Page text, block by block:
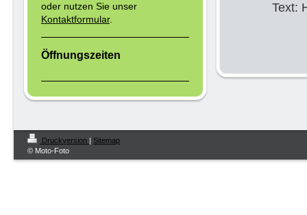
Text:
oder nutzen Sie unser
Kontaktformular.
Öffnungszeiten
Druckversion | Sitemap
© Moto-Foto